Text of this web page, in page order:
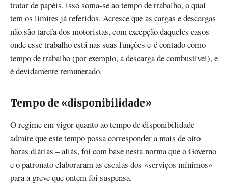
tratar de papéis, isso soma-se ao tempo de trabalho, o qual
tem os limites já referidos. Acresce que as cargas e descargas
não são tarefa dos motoristas, com excepção daqueles casos
onde esse trabalho está nas suas funções e é contado como
tempo de trabalho (por exemplo, a descarga de combustível), e
é devidamente remunerado.
Tempo de «disponibilidade»
O regime em vigor quanto ao tempo de disponibilidade
admite que este tempo possa corresponder a mais de oito
horas diárias – aliás, foi com base nesta norma que o Governo
e o patronato elaboraram as escalas dos «serviços mínimos»
para a greve que ontem foi suspensa.